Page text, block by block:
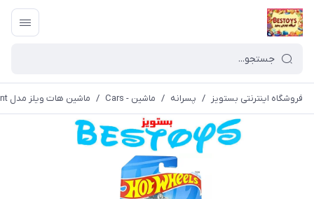
فروشگاه اینترنتی بستویز / پسرانه / ماشین - Cars / ماشین هات ویلز مدل Vespa 90 SS Super Sprint